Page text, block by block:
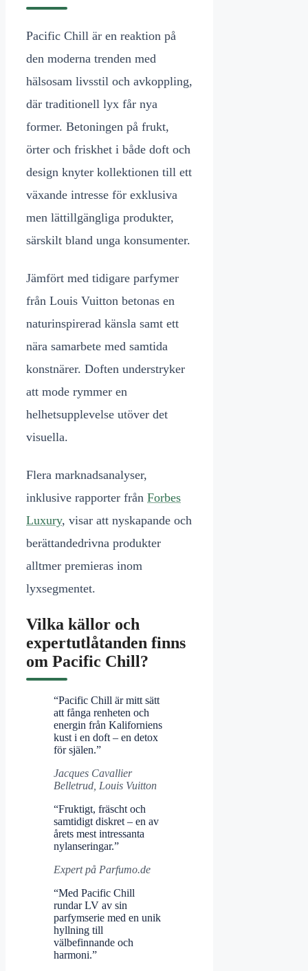
Pacific Chill är en reaktion på
den moderna trenden med
hälsosam livsstil och avkoppling,
där traditionell lyx får nya
former. Betoningen på frukt,
örter och friskhet i både doft och
design knyter kollektionen till ett
växande intresse för exklusiva
men lättillgängliga produkter,
särskilt bland unga konsumenter.
Jämfört med tidigare parfymer
från Louis Vuitton betonas en
naturinspirerad känsla samt ett
nära samarbete med samtida
konstnärer. Doften understryker
att mode rymmer en
helhetsupplevelse utöver det
visuella.
Flera marknadsanalyser,
inklusive rapporter från Forbes
Luxury, visar att nyskapande och
berättandedrivna produkter
alltmer premieras inom
lyxsegmentet.
Vilka källor och
expertutlåtanden finns
om Pacific Chill?
“Pacific Chill är mitt sätt
att fånga renheten och
energin från Kaliforniens
kust i en doft – en detox
för själen.”
Jacques Cavallier
Belletrud, Louis Vuitton
“Fruktigt, fräscht och
samtidigt diskret – en av
årets mest intressanta
nylanseringar.”
Expert på Parfumo.de
“Med Pacific Chill
rundar LV av sin
parfymserie med en unik
hyllning till
välbefinnande och
harmoni.”